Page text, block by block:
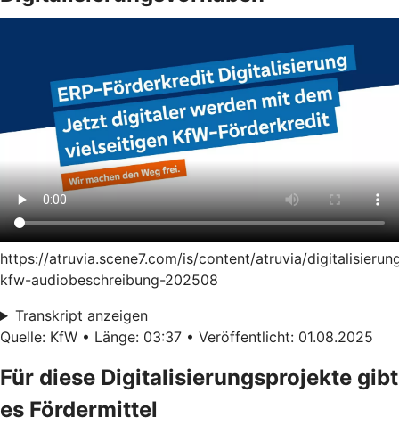
https://atruvia.scene7.com/is/content/atruvia/
kfw-audiobeschreibung-202508
Transkript anzeigen
Quelle: KfW • Länge: 03:37 • Veröffentlicht: 01.08.2025
Für diese Digitalisierungsprojekte gibt
es Fördermittel